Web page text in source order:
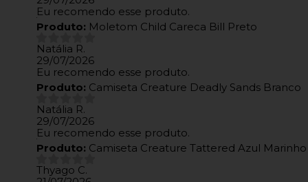
Eu recomendo esse produto.
Produto: Moletom Child Careca Bill Preto
Natália R.
29/07/2026
Eu recomendo esse produto.
Produto: Camiseta Creature Deadly Sands Branco
Natália R.
29/07/2026
Eu recomendo esse produto.
Produto: Camiseta Creature Tattered Azul Marinho
Thyago C.